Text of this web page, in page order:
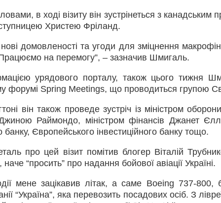
в ході візиту він зустрінеться з
Христею Фріланд.
домовленості та угоди для зміцнення
на перемогу”, – зазначив Шмигаль.
урядового порталу, також цього тижня
форумі Spring Meetings, що проводиться групою
він також проведе зустріч із міністром
Джиною Раймондо, міністром фінансів Джанет
банку, Європейського інвестиційного банку тощо.
про цей візит помітив блогер Віталій
“просить” про надання бойової авіації Україні.
мене зацікавив літак, а саме Boeing 737-
“Україна”, яка перевозить посадових осіб. З